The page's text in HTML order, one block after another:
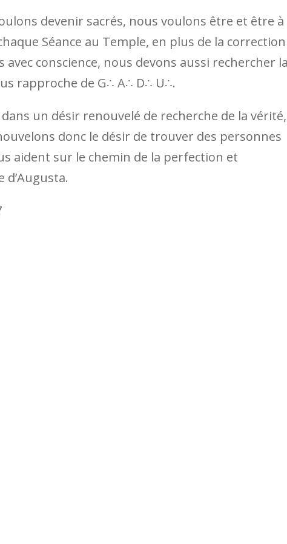
devenir sacrés, nous voulons être et être à
Séance au Temple, en plus de la correction
conscience, nous devons aussi rechercher
rapproche de G∴ A∴ D∴ U∴.
un désir renouvelé de recherche de la vérité,
donc le désir de trouver des personnes
aident sur le chemin de la perfection et